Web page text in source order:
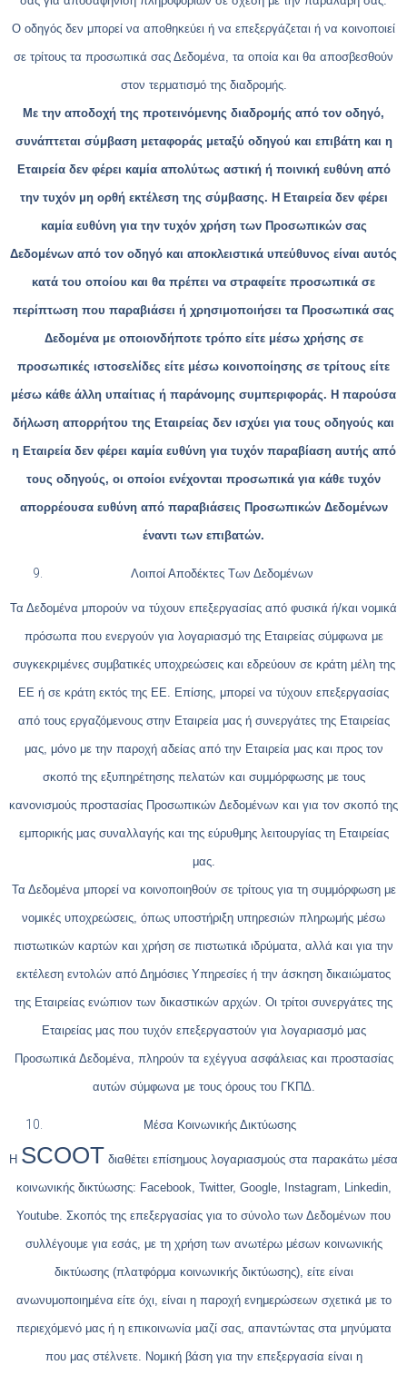
Ο οδηγός δεν μπορεί να αποθηκεύει ή να επεξεργάζεται ή να κοινοποιεί
σε τρίτους τα προσωπικά σας Δεδομένα, τα οποία και θα αποσβεσθούν
στον τερματισμό της διαδρομής.
Με την αποδοχή της προτεινόμενης διαδρομής από τον οδηγό,
συνάπτεται σύμβαση μεταφοράς μεταξύ οδηγού και επιβάτη και η
Εταιρεία δεν φέρει καμία απολύτως αστική ή ποινική ευθύνη από
την τυχόν μη ορθή εκτέλεση της σύμβασης. Η Εταιρεία δεν φέρει
καμία ευθύνη για την τυχόν χρήση των Προσωπικών σας
Δεδομένων από τον οδηγό και αποκλειστικά υπεύθυνος είναι αυτός
κατά του οποίου και θα πρέπει να στραφείτε προσωπικά σε
περίπτωση που παραβιάσει ή χρησιμοποιήσει τα Προσωπικά σας
Δεδομένα με οποιονδήποτε τρόπο είτε μέσω χρήσης σε
προσωπικές ιστοσελίδες είτε μέσω κοινοποίησης σε τρίτους είτε
μέσω κάθε άλλη υπαίτιας ή παράνομης συμπεριφοράς. Η παρούσα
δήλωση απορρήτου της Εταιρείας δεν ισχύει για τους οδηγούς και
η Εταιρεία δεν φέρει καμία ευθύνη για τυχόν παραβίαση αυτής από
τους οδηγούς, οι οποίοι ενέχονται προσωπικά για κάθε τυχόν
απορρέουσα ευθύνη από παραβιάσεις Προσωπικών Δεδομένων
έναντι των επιβατών.
Λοιποί Αποδέκτες Των Δεδομένων
Τα Δεδομένα μπορούν να τύχουν επεξεργασίας από φυσικά ή/και νομικά
πρόσωπα που ενεργούν για λογαριασμό της Εταιρείας σύμφωνα με
συγκεκριμένες συμβατικές υποχρεώσεις και εδρεύουν σε κράτη μέλη της
ΕΕ ή σε κράτη εκτός της ΕΕ. Επίσης, μπορεί να τύχουν επεξεργασίας
από τους εργαζόμενους στην Εταιρεία μας ή συνεργάτες της Εταιρείας
μας, μόνο με την παροχή αδείας από την Εταιρεία μας και προς τον
σκοπό της εξυπηρέτησης πελατών και συμμόρφωσης με τους
κανονισμούς προστασίας Προσωπικών Δεδομένων και για τον σκοπό της
εμπορικής μας συναλλαγής και της εύρυθμης λειτουργίας τη Εταιρείας
μας.
Τα Δεδομένα μπορεί να κοινοποιηθούν σε τρίτους για τη συμμόρφωση με
νομικές υποχρεώσεις, όπως υποστήριξη υπηρεσιών πληρωμής μέσω
πιστωτικών καρτών και χρήση σε πιστωτικά ιδρύματα, αλλά και για την
εκτέλεση εντολών από Δημόσιες Υπηρεσίες ή την άσκηση δικαιώματος
της Εταιρείας ενώπιον των δικαστικών αρχών. Οι τρίτοι συνεργάτες της
Εταιρείας μας που τυχόν επεξεργαστούν για λογαριασμό μας
Προσωπικά Δεδομένα, πληρούν τα εχέγγυα ασφάλειας και προστασίας
αυτών σύμφωνα με τους όρους του ΓΚΠΔ.
Μέσα Κοινωνικής Δικτύωσης
Η SCOOT διαθέτει επίσημους λογαριασμούς στα παρακάτω μέσα
κοινωνικής δικτύωσης: Facebook, Twitter, Google, Instagram, Linkedin,
Youtube. Σκοπός της επεξεργασίας για το σύνολο των Δεδομένων που
συλλέγουμε για εσάς, με τη χρήση των ανωτέρω μέσων κοινωνικής
δικτύωσης (πλατφόρμα κοινωνικής δικτύωσης), είτε είναι
ανωνυμοποιημένα είτε όχι, είναι η παροχή ενημερώσεων σχετικά με το
περιεχόμενό μας ή η επικοινωνία μαζί σας, απαντώντας στα μηνύματα
που μας στέλνετε. Νομική βάση για την επεξεργασία είναι η